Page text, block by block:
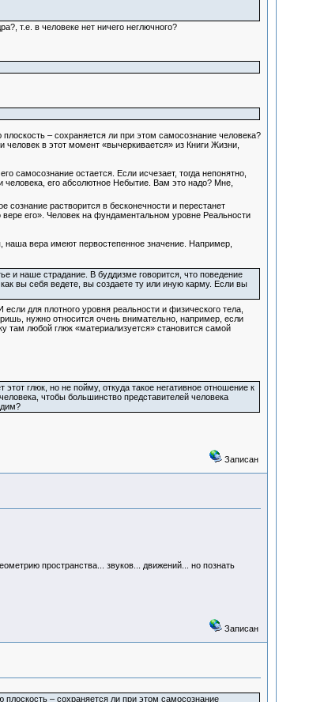
т.е. в человеке нет ничего неглючного?
– сохраняется ли при этом самосознание человека?
в этот момент «вычеркивается» из Книги Жизни,
самосознание остается. Если исчезает, тогда непонятно,
человека, его абсолютное Небытие. Вам это надо? Мне,
растворится в бесконечности и перестанет
его». Человек на фундаментальном уровне Реальности
наша вера имеют первостепенное значение. Например,
и наше страдание. В буддизме говорится, что поведение
вы себя ведете, вы создаете ту или иную карму. Если вы
если для плотного уровня реальности и физического тела,
нужно относится очень внимательно, например, если
любой глюк «материализуется» становится самой
глюк, но не пойму, откуда такое негативное отношение к
чтобы большинство представителей человека
Записан
пространства... звуков... движений... но познать
Записан
плоскость – сохраняется ли при этом самосознание